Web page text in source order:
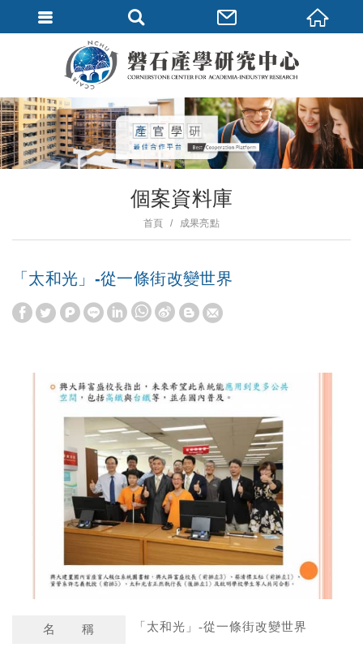
個案資料庫
首頁 成果亮點
「太和光」-從一條街改變世界
a
s
A
p
p
n
W
e
i
b
o
名 稱 「太和光」-從一條街改變世界